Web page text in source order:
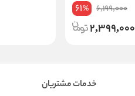
6,199,000
61%
2,399,000
خدمات مشتریان